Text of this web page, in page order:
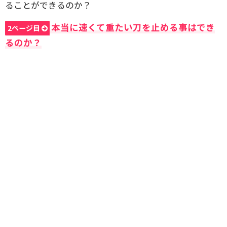
ることができるのか？
2ページ目
本当に速くて重たい刀を止める事はでき
るのか？